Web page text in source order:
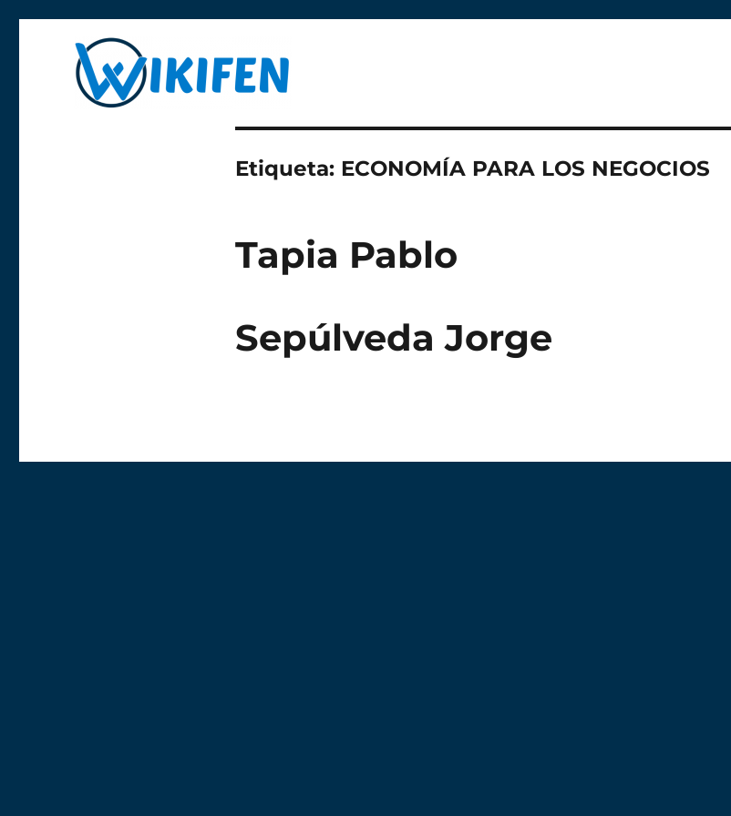
Etiqueta: ECONOMÍA PARA LOS NEGOCIOS
Tapia Pablo
Sepúlveda Jorge